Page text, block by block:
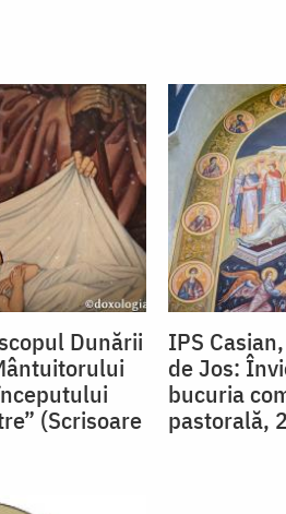
Dunării
(Scrisoare
IPS
de Jos:
bucuria
pastorală,